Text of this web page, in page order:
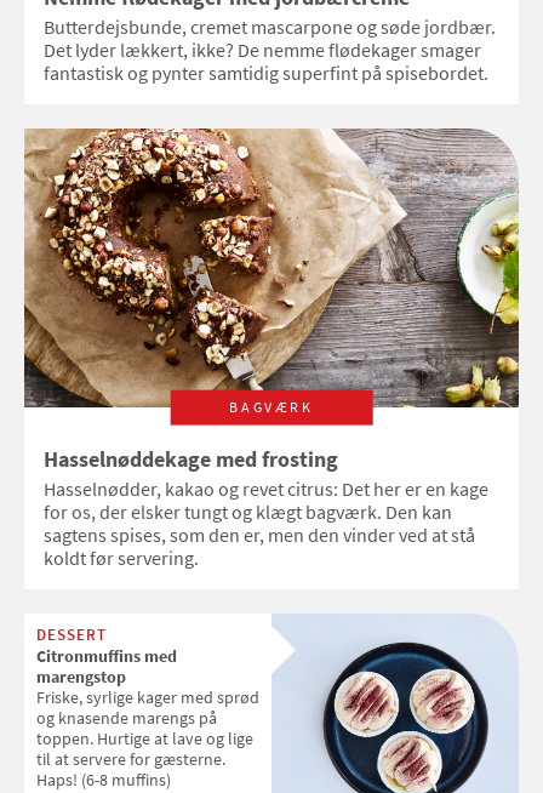
Butterdejsbunde, cremet mascarpone og søde jordbær.
Det lyder lækkert, ikke? De nemme flødekager smager
fantastisk og pynter samtidig superfint på spisebordet.
BAGVÆRK
Hasselnøddekage med frosting
Hasselnødder, kakao og revet citrus: Det her er en kage
for os, der elsker tungt og klægt bagværk. Den kan
sagtens spises, som den er, men den vinder ved at stå
koldt før servering.
DESSERT
Citronmuffins med
marengstop
Friske, syrlige kager med sprød
og knasende marengs på
toppen. Hurtige at lave og lige
til at servere for gæsterne.
Haps! (6-8 muffins)